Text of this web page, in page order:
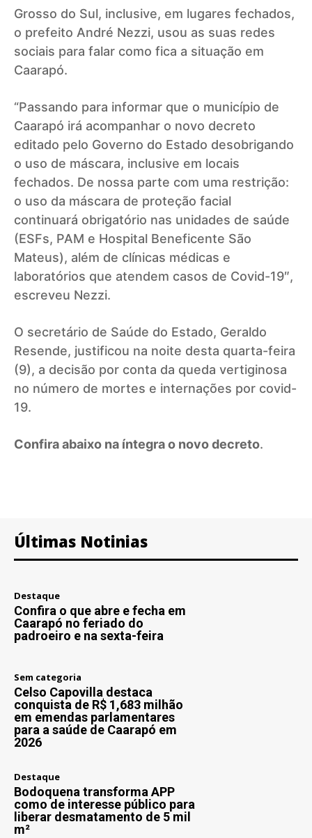
Grosso do Sul, inclusive, em lugares fechados,
o prefeito André Nezzi, usou as suas redes
sociais para falar como fica a situação em
Caarapó.
“Passando para informar que o município de
Caarapó irá acompanhar o novo decreto
editado pelo Governo do Estado desobrigando
o uso de máscara, inclusive em locais
fechados. De nossa parte com uma restrição:
o uso da máscara de proteção facial
continuará obrigatório nas unidades de saúde
(ESFs, PAM e Hospital Beneficente São
Mateus), além de clínicas médicas e
laboratórios que atendem casos de Covid-19″,
escreveu Nezzi.
O secretário de Saúde do Estado, Geraldo
Resende, justificou na noite desta quarta-feira
(9), a decisão por conta da queda vertiginosa
no número de mortes e internações por covid-
19.
Confira abaixo na íntegra o novo decreto.
Últimas Notinias
Destaque
Confira o que abre e fecha em
Caarapó no feriado do
padroeiro e na sexta-feira
Sem categoria
Celso Capovilla destaca
conquista de R$ 1,683 milhão
em emendas parlamentares
para a saúde de Caarapó em
2026
Destaque
Bodoquena transforma APP
como de interesse público para
liberar desmatamento de 5 mil
m²